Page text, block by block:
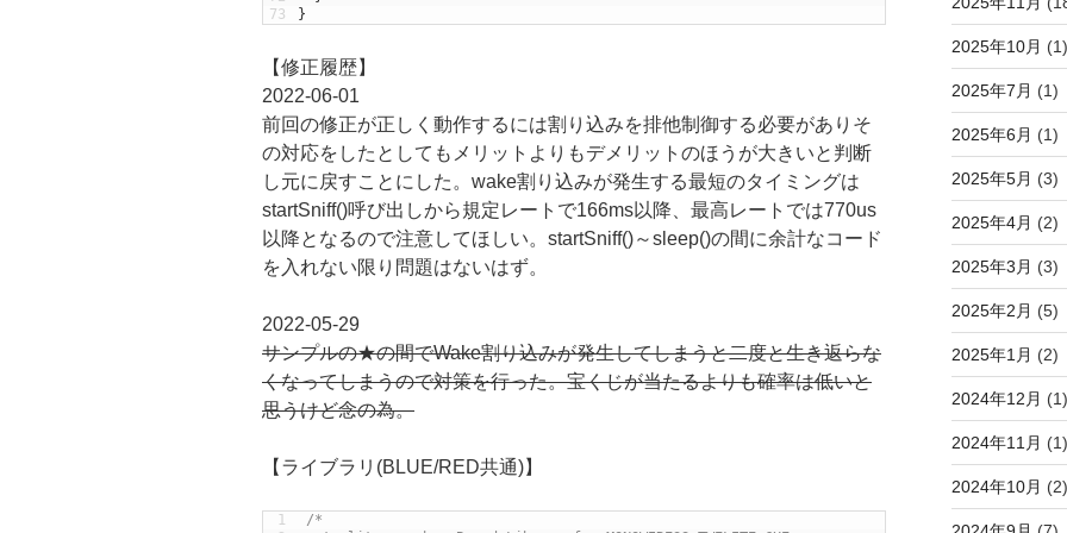
73
}
【修正履歴】
2022-06-01
前回の修正が正しく動作するには割り込みを排他制御する必要がありそ
の対応をしたとしてもメリットよりもデメリットのほうが大きいと判断
し元に戻すことにした。wake割り込みが発生する最短のタイミングは
startSniff()呼び出しから規定レートで166ms以降、最高レートでは770us
以降となるので注意してほしい。startSniff()～sleep()の間に余計なコード
を入れない限り問題はないはず。
2022-05-29
サンプルの★の間でWake割り込みが発生してしまうと二度と生き返らな
くなってしまうので対策を行った。宝くじが当たるよりも確率は低いと
思うけど念の為。
【ライブラリ(BLUE/RED共通)】
1
/*
2025年10月 (1)
2025年7月 (1)
2025年6月 (1)
2025年5月 (3)
2025年4月 (2)
2025年3月 (3)
2025年2月 (5)
2025年1月 (2)
2024年12月 (1)
2024年11月 (1)
2024年10月 (2)